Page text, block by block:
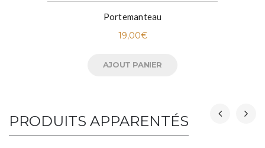
Portemanteau
19,00€
AJOUT PANIER
PRODUITS APPARENTÉS